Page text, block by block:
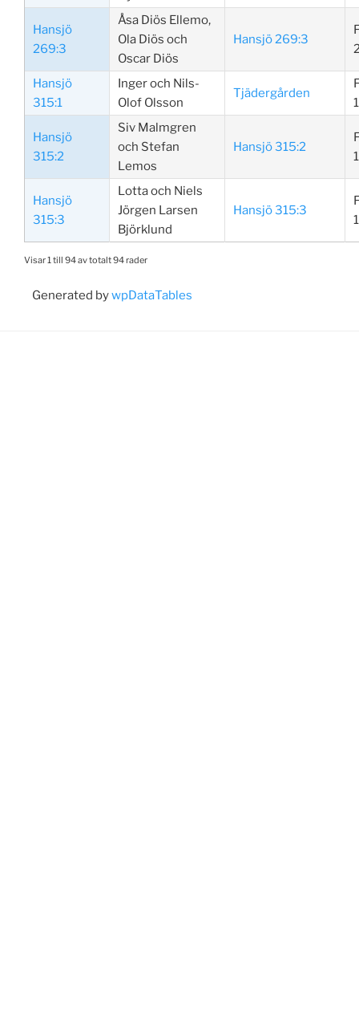
Hansjö
269:3
Åsa Diös Ellemo,
Ola Diös och
Oscar Diös
Hansjö 269:3
Hansjö
315:1
Inger och Nils-
Olof Olsson
Tjädergården
Hansjö
315:2
Siv Malmgren
och Stefan
Lemos
Hansjö 315:2
Hansjö
315:3
Lotta och Niels
Jörgen Larsen
Björklund
Hansjö 315:3
Visar 1 till 94 av totalt 94 rader
Generated bywpDataTables